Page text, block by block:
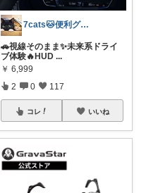
7cats🐱便利グッズで快適に悩み解決
🚗視線そのまま✨未来系ドライ
ブ体験🔥HUD ...
￥ 6,999
2 0 117
コレ いいね